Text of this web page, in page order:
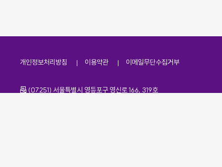
개인정보처리방침 이용약관 이메일무단수집거부
주소
(07251) 서울특별시 영등포구 영신로 166, 319호